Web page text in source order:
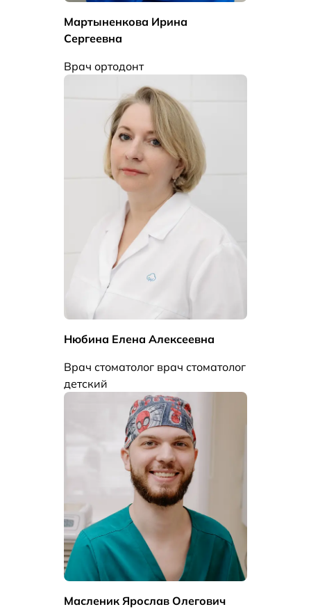
Мартыненкова Ирина
Сергеевна
Врач ортодонт
Нюбина Елена Алексеевна
Врач стоматолог врач стоматолог
детский
Масленик Ярослав Олегович